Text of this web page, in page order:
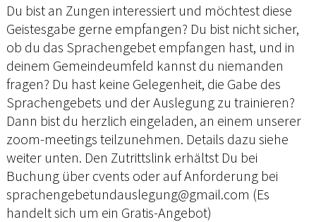
Du bist an Zungen interessiert und möchtest diese
Geistesgabe gerne empfangen? Du bist nicht sicher,
ob du das Sprachengebet empfangen hast, und in
deinem Gemeindeumfeld kannst du niemanden
fragen? Du hast keine Gelegenheit, die Gabe des
Sprachengebets und der Auslegung zu trainieren?
Dann bist du herzlich eingeladen, an einem unserer
zoom-meetings teilzunehmen. Details dazu siehe
weiter unten. Den Zutrittslink erhältst Du bei
Buchung über cvents oder auf Anforderung bei
sprachengebetundauslegung@gmail.com (Es
handelt sich um ein Gratis-Angebot)